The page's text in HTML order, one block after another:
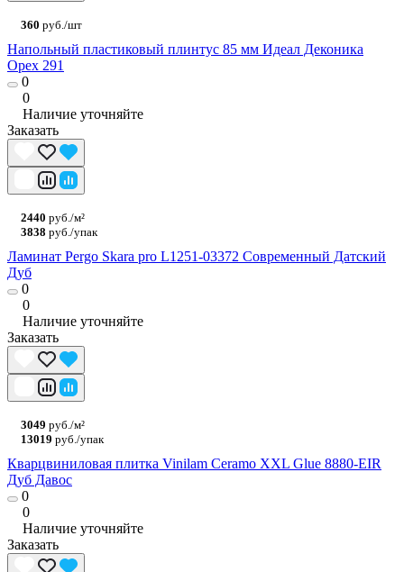
360 руб./шт
Напольный пластиковый плинтус 85 мм Идеал Деконика
Орех 291
0
0
Наличие уточняйте
Заказать
2440 руб./м²
3838 руб./упак
Ламинат Pergo Skara pro L1251-03372 Современный Датский
Дуб
0
0
Наличие уточняйте
Заказать
3049 руб./м²
13019 руб./упак
Кварцвиниловая плитка Vinilam Ceramo XXL Glue 8880-EIR
Дуб Давос
0
0
Наличие уточняйте
Заказать